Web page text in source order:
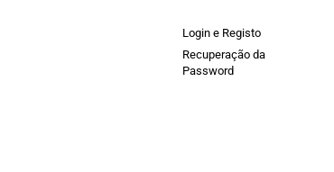
Login e Registo
Recuperação da
Password